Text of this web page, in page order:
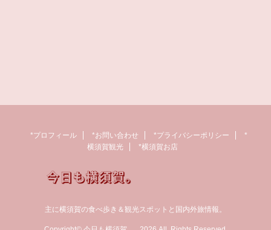
*プロフィール *お問い合わせ *プライバシーポリシー
*
横須賀観光
*横須賀お店
主に横須賀の食べ歩き＆観光スポットと国内外旅情報。